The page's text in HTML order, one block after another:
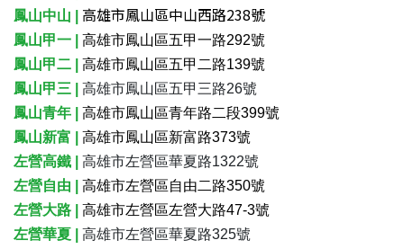
鳳山中山 | 高雄市鳳山區中山西路238號
鳳山甲一 | 高雄市鳳山區五甲一路292號
鳳山甲二 | 高雄市鳳山區五甲二路139號
鳳山甲三 | 高雄市鳳山區五甲三路26號
鳳山青年 | 高雄市鳳山區青年路二段399號
鳳山新富 | 高雄市鳳山區新富路373號
左營高鐵 | 高雄市左營區華夏路1322號
左營自由 | 高雄市左營區自由二路350號
左營大路 | 高雄市左營區左營大路47-3號
左營華夏 | 高雄市左營區華夏路325號